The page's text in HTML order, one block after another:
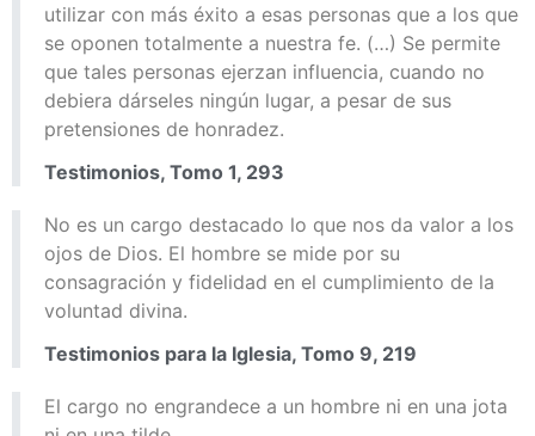
utilizar con más éxito a esas personas que a los que
se oponen totalmente a nuestra fe. (…) Se permite
que tales personas ejerzan influencia, cuando no
debiera dárseles ningún lugar, a pesar de sus
pretensiones de honradez.
Testimonios, Tomo 1, 293
No es un cargo destacado lo que nos da valor a los
ojos de Dios. El hombre se mide por su
consagración y fidelidad en el cumplimiento de la
voluntad divina.
Testimonios para la Iglesia, Tomo 9, 219
El cargo no engrandece a un hombre ni en una jota